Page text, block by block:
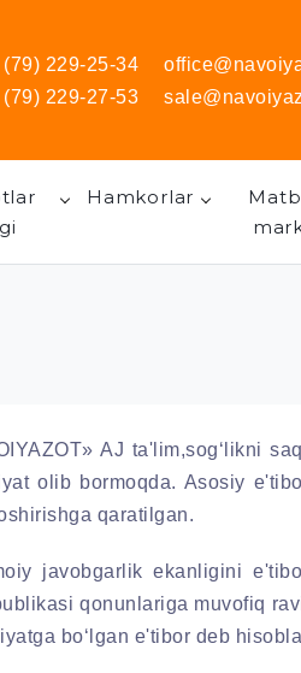
(79) 229-25-34
(79) 229-27-53
Hamkorlar
AJ ta'lim,sog‘likni
olib bormoqda. Asosiy
qaratilgan.
javobgarlik ekanligini
qonunlariga muvofiq
bo‘lgan e'tibor deb